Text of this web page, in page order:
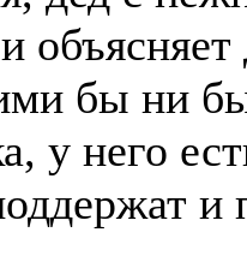
бы ни
у него
и